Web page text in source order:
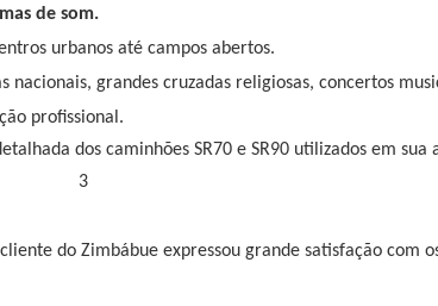
de som.
urbanos até campos abertos.
grandes cruzadas religiosas, concertos
profissional.
do Zimbábue expressou grande satisfação com